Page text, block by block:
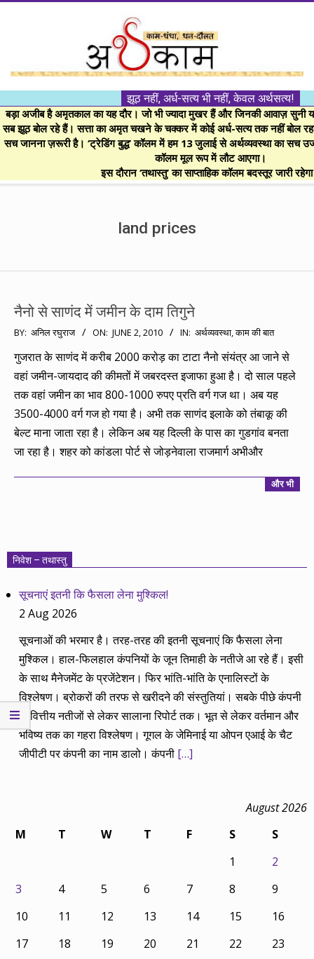
।।
अर्थकाम।।
BE
FINANCIALLY
CLEVER!
झूठ नहीं, अर्ध-सत्य भी नहीं, केवल अर्थसत्य!
बड़ा अजीब है अमृतकाल का यह दौर। जो भी ज्यादा मुखर हैं और जिनकी आवाज़ सुनी
सब झूठ बोल रहे हैं। सत्ता का अमृत चखने के चक्कर में कोई अर्ध-सत्य तक नहीं बोल
सच जानना ज़रूरी है। ‘ट्रेडिंग बुद्ध’ कॉलम में हम 13 जुलाई से अर्थव्यवस्था का सच
कॉलम मूल रूप में लौट आएगा।
इस दौरान ‘तथास्तु’ का साप्ताहिक कॉलम बदस्तूर जारी
land prices
नैनो से साणंद में जमीन के दाम तिगुने
2010-
02
BY: अनिल रघुराज ON: JUNE 2, 2010 IN: अर्थव्यवस्था,काम की बात
गुजरात के साणंद में करीब 2000 करोड़ का टाटा नैनो संयंत्र आ जाने से
वहां जमीन-जायदाद की कीमतों में जबरदस्त इजाफा हुआ है। दो साल पहले
तक वहां जमीन का भाव 800-1000 रुपए प्रति वर्ग गज था। अब यह
3500-4000 वर्ग गज हो गया है। अभी तक साणंद इलाके को तंबाकू की
बेल्ट माना जाता रहा है। लेकिन अब यह दिल्ली के पास का गुडगांव बनता
जा रहा है। शहर को कांडला पोर्ट से जोड़नेवाला राजमार्ग अभीऔर
और भी
निवेश – तथास्तु
सूचनाएं इतनी कि फैसला लेना मुश्किल!
2 Aug 2026
सूचनाओं की भरमार है। तरह-तरह की इतनी सूचनाएं कि फैसला लेना
मुश्किल। हाल-फिलहाल कंपनियों के जून तिमाही के नतीजे आ रहे हैं। इसी
के साथ मैनेजमेंट के प्रजेंटेशन। फिर भांति-भांति के एनालिस्टों के
विश्लेषण। ब्रोकरों की तरफ से खरीदने की संस्तुतियां। सबके पीछे कंपनी
के वित्तीय नतीजों से लेकर सालाना रिपोर्ट तक। भूत से लेकर वर्तमान और
भविष्य तक का गहरा विश्लेषण। गूगल के जेमिनाई या ओपन एआई के चैट
जीपीटी पर कंपनी का नाम डालो। कंपनी […]
August 2026
M
T W T F S
S
1
2
3
4 5 6 7 8
9
10
11 12 13 14 15
16
17
18 19 20 21 22
23